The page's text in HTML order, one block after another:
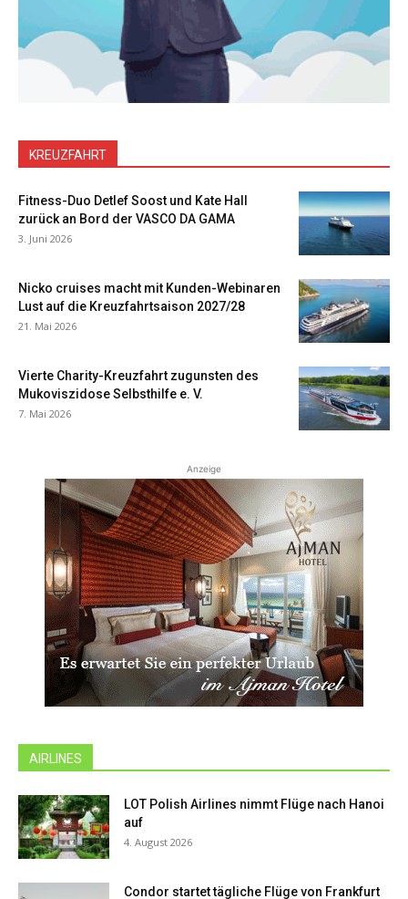
KREUZFAHRT
Fitness-Duo Detlef Soost und Kate Hall
zurück an Bord der VASCO DA GAMA
3. Juni 2026
Nicko cruises macht mit Kunden-Webinaren
Lust auf die Kreuzfahrtsaison 2027/28
21. Mai 2026
Vierte Charity-Kreuzfahrt zugunsten des
Mukoviszidose Selbsthilfe e. V.
7. Mai 2026
Anzeige
AIRLINES
LOT Polish Airlines nimmt Flüge nach Hanoi
auf
4. August 2026
Condor startet tägliche Flüge von Frankfurt